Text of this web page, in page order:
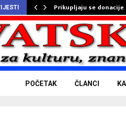
Prikupljaju se donacije
POČETAK ČLANCI